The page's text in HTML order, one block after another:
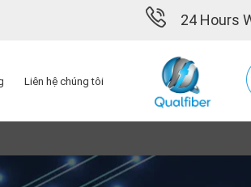
24 Hours
Liên hệ chúng tôi